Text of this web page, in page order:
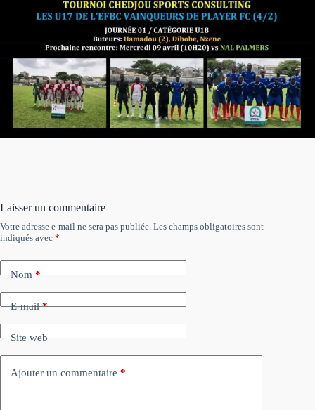
Laisser un commentaire
Votre adresse e-mail ne sera pas publiée. Les champs obligatoires sont
indiqués avec *
Nom*
E-mail*
Site web
Ajouter un commentaire *